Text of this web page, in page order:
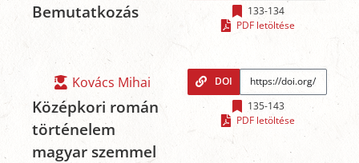
Bemutatkozás
133-134
PDF letöltése
Kovács Mihai
Középkori román
történelem
magyar szemmel
DOI
135-143
PDF letöltése